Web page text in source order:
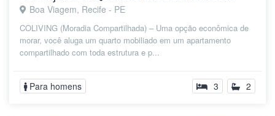
Boa Viagem, Recife - PE
COLIVING (Moradia Compartilhada) – Uma opção econômica de
morar, você aluga um quarto mobiliado em um apartamento
compartilhado com toda estrutura e p...
Para homens 3 2